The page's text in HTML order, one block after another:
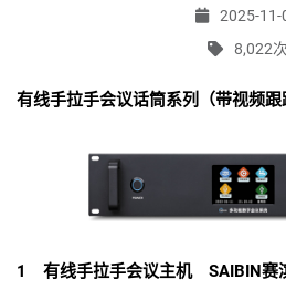
2025-11-
8,022次
有线手拉手会议话筒系列（带视频跟
1 有线手拉手会议主机 SAIBIN